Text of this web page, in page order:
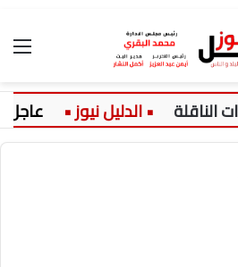
عاجل: